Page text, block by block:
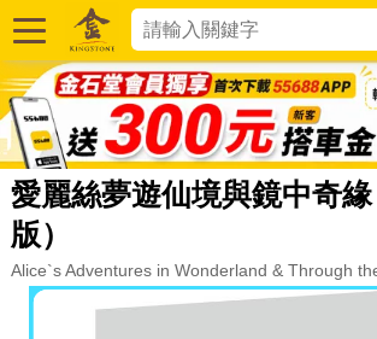
愛麗絲夢遊仙境與鏡中奇
版）
Alice`s Adventures in Wonderland & Through